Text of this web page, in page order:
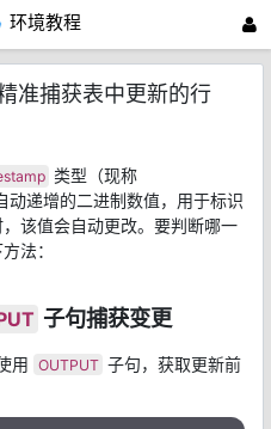
环境教程
准捕获表中更新的行
类型（现称
动递增的二进制数值，用于标识
该值会自动更改。要判断哪一
法：
子句捕获变更
用 OUTPUT 子句，获取更新前